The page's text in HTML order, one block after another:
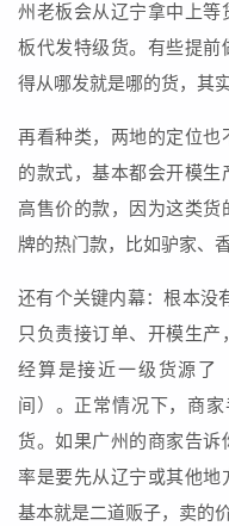
州老板会从辽宁拿中上
板代发特级货。有些提前
得从哪发就是哪的货，其
再看种类，两地的定位也
的款式，基本都会开模生
高售价的款，因为这类
牌的热门款，比如驴家、
还有个关键内幕：根本没
只负责接订单、开模生
经算是接近一级货源了
间）。正常情况下，商
货。如果广州的商家告
率是要先从辽宁或其他地
基本就是二道贩子，卖的